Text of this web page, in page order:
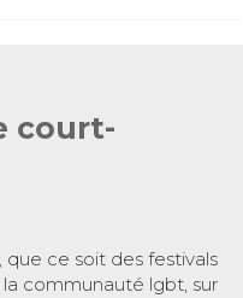
court-
que ce soit des festivals
communauté lgbt, sur